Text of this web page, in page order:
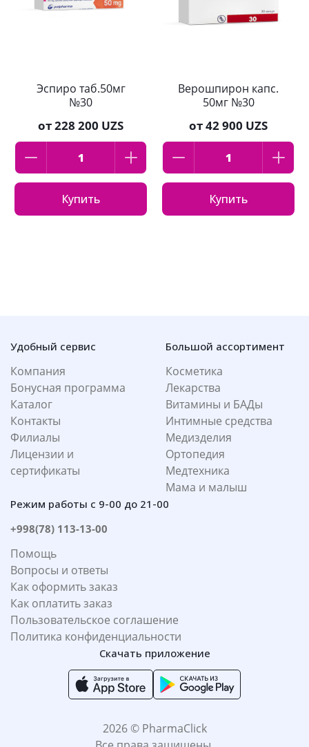
Эспиро таб.50мг
№30
от228 200 UZS
Купить
Верошпирон капс.
50мг №30
от42 900 UZS
Купить
Удобный сервис
Компания
Бонусная программа
Каталог
Контакты
Филиалы
Лицензии и
сертификаты
Большой ассортимент
Косметика
Лекарства
Витамины и БАДы
Интимные средства
Медизделия
Ортопедия
Медтехника
Мама и малыш
Режим работы с 9-00 до 21-00
+998(78) 113-13-00
Помощь
Вопросы и ответы
Как оформить заказ
Как оплатить заказ
Пользовательское соглашение
Политика конфиденциальности
Скачать приложение
2026 © PharmaClick